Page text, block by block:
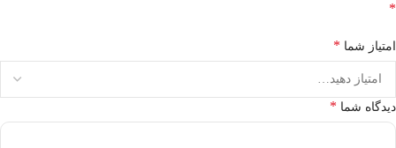
*
امتیاز شما *
دیدگاه شما *